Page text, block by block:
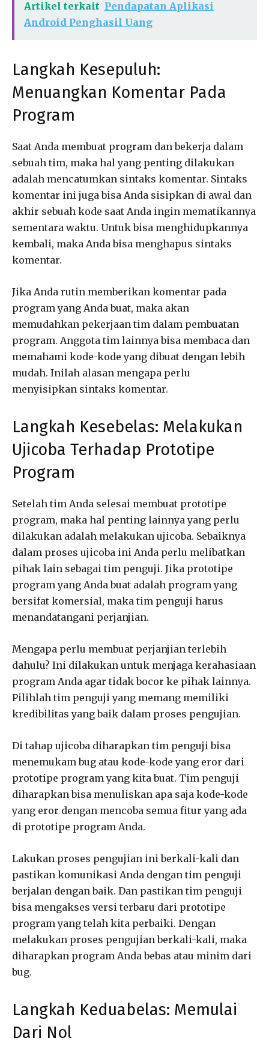
Artikel terkait Pendapatan Aplikasi
Android Penghasil Uang
Langkah Kesepuluh:
Menuangkan Komentar Pada
Program
Saat Anda membuat program dan bekerja dalam
sebuah tim, maka hal yang penting dilakukan
adalah mencatumkan sintaks komentar. Sintaks
komentar ini juga bisa Anda sisipkan di awal dan
akhir sebuah kode saat Anda ingin mematikannya
sementara waktu. Untuk bisa menghidupkannya
kembali, maka Anda bisa menghapus sintaks
komentar.
Jika Anda rutin memberikan komentar pada
program yang Anda buat, maka akan
memudahkan pekerjaan tim dalam pembuatan
program. Anggota tim lainnya bisa membaca dan
memahami kode-kode yang dibuat dengan lebih
mudah. Inilah alasan mengapa perlu
menyisipkan sintaks komentar.
Langkah Kesebelas: Melakukan
Ujicoba Terhadap Prototipe
Program
Setelah tim Anda selesai membuat prototipe
program, maka hal penting lainnya yang perlu
dilakukan adalah melakukan ujicoba. Sebaiknya
dalam proses ujicoba ini Anda perlu melibatkan
pihak lain sebagai tim penguji. Jika prototipe
program yang Anda buat adalah program yang
bersifat komersial, maka tim penguji harus
menandatangani perjanjian.
Mengapa perlu membuat perjanjian terlebih
dahulu? Ini dilakukan untuk menjaga kerahasiaan
program Anda agar tidak bocor ke pihak lainnya.
Pilihlah tim penguji yang memang memiliki
kredibilitas yang baik dalam proses pengujian.
Di tahap ujicoba diharapkan tim penguji bisa
menemukam bug atau kode-kode yang eror dari
prototipe program yang kita buat. Tim penguji
diharapkan bisa menuliskan apa saja kode-kode
yang eror dengan mencoba semua fitur yang ada
di prototipe program Anda.
Lakukan proses pengujian ini berkali-kali dan
pastikan komunikasi Anda dengan tim penguji
berjalan dengan baik. Dan pastikan tim penguji
bisa mengakses versi terbaru dari prototipe
program yang telah kita perbaiki. Dengan
melakukan proses pengujian berkali-kali, maka
diharapkan program Anda bebas atau minim dari
bug.
Langkah Keduabelas: Memulai
Dari Nol